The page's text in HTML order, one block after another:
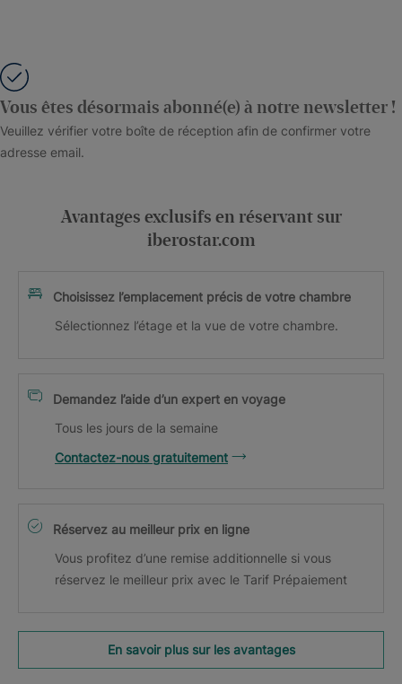
Vous êtes désormais abonné(e) à notre newsletter !
Veuillez vérifier votre boîte de réception afin de confirmer votre
adresse email.
Avantages exclusifs en réservant sur
iberostar.com
Choisissez l’emplacement précis de votre chambre
Sélectionnez l’étage et la vue de votre chambre.
Demandez l’aide d’un expert en voyage
Tous les jours de la semaine
Contactez-nous gratuitement
Réservez au meilleur prix en ligne
Vous profitez d’une remise additionnelle si vous
réservez le meilleur prix avec le Tarif Prépaiement
En savoir plus sur les avantages